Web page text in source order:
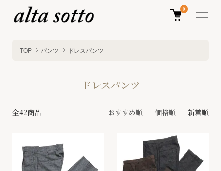
0
TOP パンツ ドレスパンツ
ドレスパンツ
全42商品 おすすめ順 価格順 新着順